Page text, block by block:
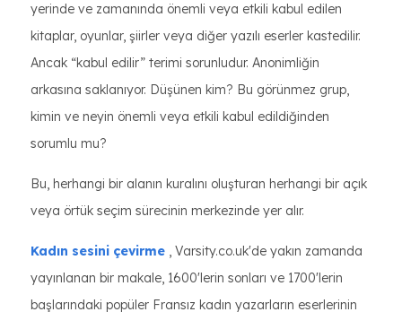
yerinde ve zamanında önemli veya etkili kabul edilen
kitaplar, oyunlar, şiirler veya diğer yazılı eserler kastedilir.
Ancak “kabul edilir” terimi sorunludur. Anonimliğin
arkasına saklanıyor. Düşünen kim? Bu görünmez grup,
kimin ve neyin önemli veya etkili kabul edildiğinden
sorumlu mu?
Bu, herhangi bir alanın kuralını oluşturan herhangi bir açık
veya örtük seçim sürecinin merkezinde yer alır.
Kadın sesini çevirme , Varsity.co.uk'de yakın zamanda
yayınlanan bir makale, 1600'lerin sonları ve 1700'lerin
başlarındaki popüler Fransız kadın yazarların eserlerinin